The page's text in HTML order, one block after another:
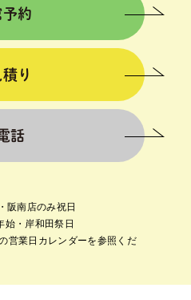
阪南店のみ祝日
始・岸和田祭日
営業日カレンダーを参照くだ
予約
り
話